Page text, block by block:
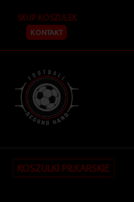
treści
SKUP KOSZULEK
KONTAKT
KOSZULKI PIŁKARSKIE